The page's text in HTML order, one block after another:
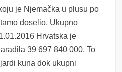
je Njemačka u plusu po
doselio. Ukupno
Hrvatska je
39 697 840 000. To
kuna dok ukupni